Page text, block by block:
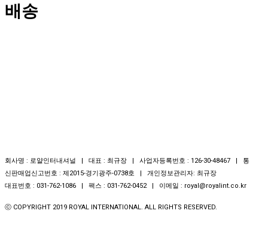
배송
회사명 : 로얄인터내셔널 | 대표 : 최규장 | 사업자등록번호 : 126-30-48467 | 통
신판매업신고번호 : 제2015-경기광주-0738호 | 개인정보관리자: 최규장
대표번호 : 031-762-1086 | 팩스 : 031-762-0452 | 이메일 : royal@royalint.co.kr
ⓒ COPYRIGHT 2019 ROYAL INTERNATIONAL. ALL RIGHTS RESERVED.